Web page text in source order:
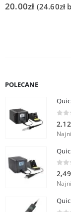
20.00zł (24.60zł
POLECANE
0